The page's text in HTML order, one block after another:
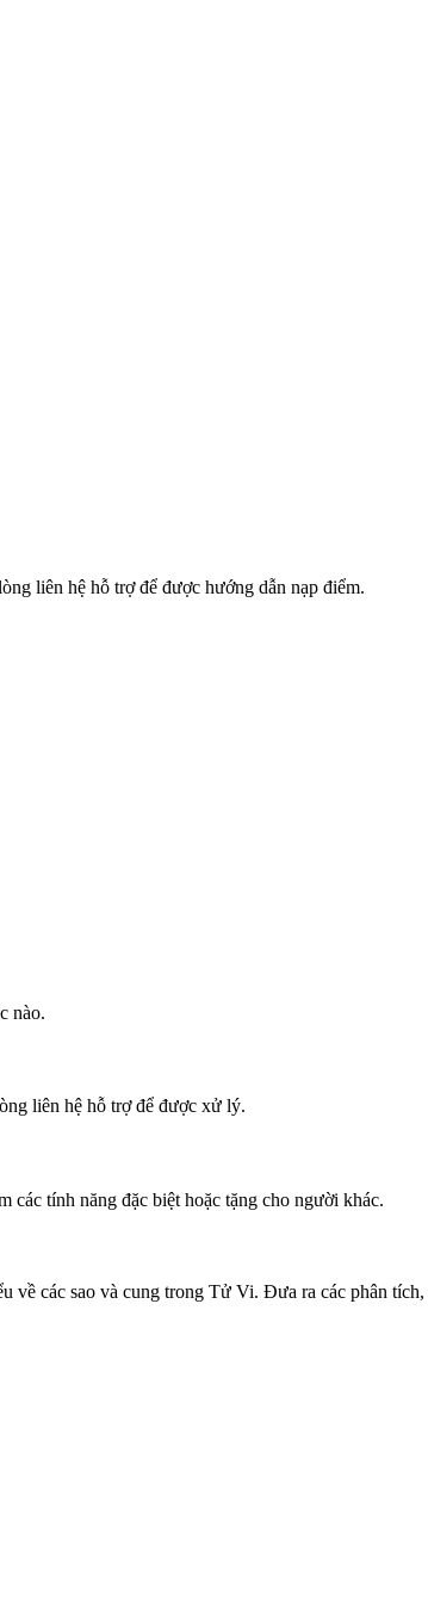
liên hệ hỗ trợ để được hướng dẫn nạp điểm.
nào.
liên hệ hỗ trợ để được xử lý.
các tính năng đặc biệt hoặc tặng cho người khác.
các sao và cung trong Tử Vi. Đưa ra các phân